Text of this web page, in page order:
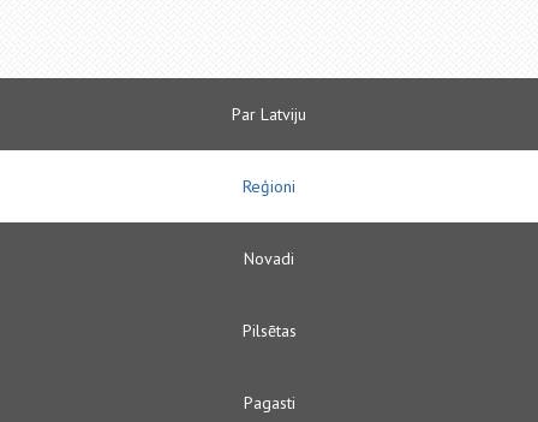
Par Latviju
Reģioni
Novadi
Pilsētas
Pagasti